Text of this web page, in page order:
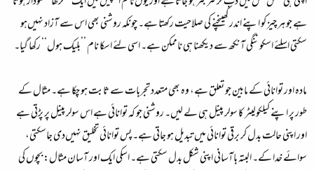
ہے جو ہر چیز کو اپنے اندر کھینچنے کی صلاحیت رکھتا ہے۔ چونکہ روشنی بھی اس سے آزاد نہیں‌ہو
سکتی اسلئے اسکو ننگی آنکھ سے دیکھنا ہی ناممکن ہے۔ اسی لئے اسکا نام ’’بلیک ہول‘‘ رکھا گیا۔
مادہ اور توانائی کے مابین جو تعلق ہے، وہ بھی متعدد تجربات سے ثابت ہو چکا ہے۔ مثال کے
طور پر اپنے کیلکولیٹر کا سولر پینل ہی لے لیں۔ روشنی جو کہ توانائی ہے اس سولر پینل پر پڑتی ہے
اور اپنی حالت بدل کر برقی توانائی میں تبدیل ہو جاتی ہے۔ پس توانائی تخلیق نہیں‌دی جاسکتی،
سوائے خدا کے۔ البتہ باآسانی اپنی شکل بدل سکتی ہے۔ اسکی ایک اور آسان مثال: بچوں کی